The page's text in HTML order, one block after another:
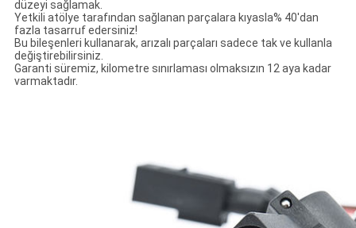
düzeyi sağlamak.
Yetkili atölye tarafından sağlanan parçalara kıyasla% 40'dan
fazla tasarruf edersiniz!
Bu bileşenleri kullanarak, arızalı parçaları sadece tak ve kullanla
değiştirebilirsiniz.
Garanti süremiz, kilometre sınırlaması olmaksızın 12 aya kadar
varmaktadır.